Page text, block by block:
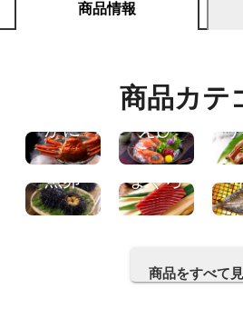
商品情報
商品カテ
かに えび
魚卵 まぐろ
商品をすべて